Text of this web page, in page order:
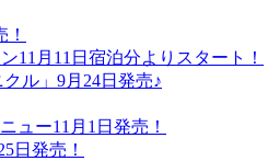
11月11日宿泊分よりスタート！
ル」9月24日発売♪
ュー11月1日発売！
日発売！